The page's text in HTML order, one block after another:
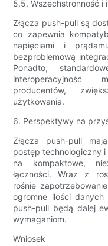
5.5. Wszechstronność i
Złącza push-pull są
co zapewnia
napięciami i
bezproblemową
Ponadto,
interoperacyjność
producentów,
użytkowania.
6. Perspektywy na
Złącza push-pull
postęp technologiczny i
na kompaktowe,
łączności. Wraz z
rośnie
ogromne ilości danych
push-pull będą dalej
wymaganiom.
Wniosek